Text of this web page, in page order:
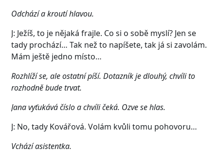
Odchází a kroutí hlavou.
J: Ježíš, to je nějaká frajle. Co si o sobě myslí? Jen se
tady prochází… Tak než to napíšete, tak já si zavolám.
Mám ještě jedno místo…
Rozhlíží se, ale ostatní píší. Dotazník je dlouhý, chvíli to
rozhodně bude trvat.
Jana vyťukává číslo a chvíli čeká. Ozve se hlas.
J: No, tady Kovářová. Volám kvůli tomu pohovoru…
Vchází asistentka.